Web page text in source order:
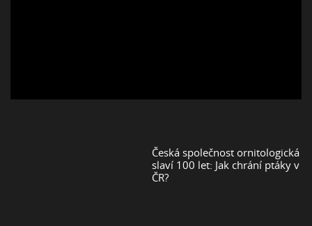
Česká společnost ornitologická
slaví 100 let: Jak chrání ptáky v
ČR?